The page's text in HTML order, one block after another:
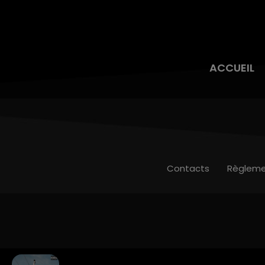
ACCUEIL
Contacts